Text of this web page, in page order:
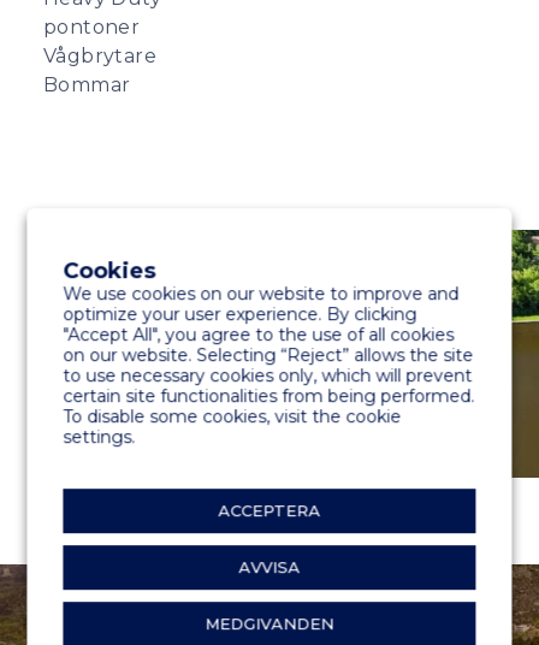
pontoner
Vågbrytare
Bommar
Cookies
We use cookies on our website to improve and
optimize your user experience. By clicking
"Accept All", you agree to the use of all cookies
on our website. Selecting “Reject” allows the site
to use necessary cookies only, which will prevent
certain site functionalities from being performed.
To disable some cookies, visit the cookie
settings.
ACCEPTERA
AVVISA
MEDGIVANDEN